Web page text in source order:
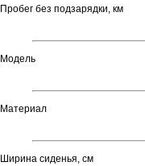
Пробег без подзарядки, км
Модель
Материал
Ширина сиденья, см